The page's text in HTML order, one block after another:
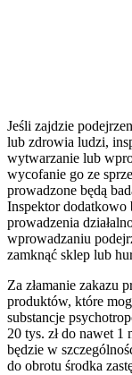
Jeśli zajdzie
lub zdrowia ludzi,
wytwarzanie lub
wycofanie go ze
prowadzone będą
Inspektor dodatkowo
prowadzenia
wprowadzaniu
zamknąć sklep lub
Za złamanie zakazu
produktów, które
substancje
20 tys. zł do nawet 1
będzie w
do obrotu środka